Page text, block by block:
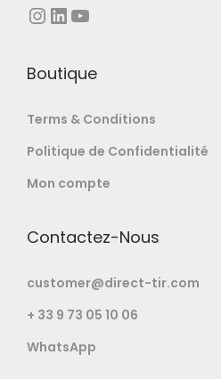
Boutique
Terms & Conditions
Politique de Confidentialité
Mon compte
Contactez-Nous
customer@direct-tir.com
+ 33 9 73 05 10 06
WhatsApp